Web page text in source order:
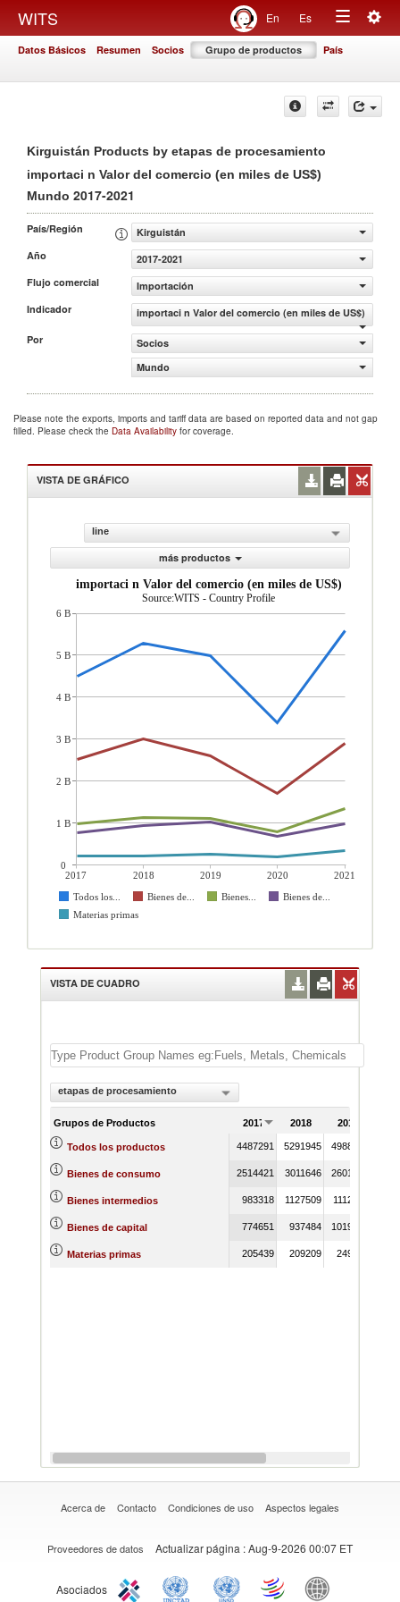
WITS En Es
Toggle
Datos Básicos Resumen Socios Grupo de productos País
Kirguistán Products by etapas de procesamiento
importaci n Valor del comercio (en miles de US$)
Mundo 2017-2021
País/Región
Kirguistán
Año
2017-2021
Flujo comercial
Importación
Indicador
importaci n Valor del comercio (en miles de US$)
Por
Socios
Mundo
Please note the exports, imports and tariff data are based on reported data and not gap
filled. Please check the Data Availability for coverage.
VISTA DE GRÁFICO
line
más productos
importaci n Valor del comercio (en miles de US$)
Source:WITS - Country Profile
2017 2018 2019 2020
2021
Todos los...
Bienes de... Bienes...
Bienes de...
Materias primas
6 B
5 B
4 B
3 B
2 B
1 B
0
VISTA DE CUADRO
etapas de procesamiento
Grupos de Productos 2017 2018 2019
Todos los productos 4487291 5291945 4988946
Bienes de consumo 2514421 3011646 2601599
Bienes intermedios 983318 1127509 1112498
Bienes de capital 774651 937484 1019059
Materias primas 205439 209209 249809
Acerca de Contacto Condiciones de uso Aspectos legales
Proveedores de datos Actualizar página : Aug-9-2026 00:07 ET
Asociados